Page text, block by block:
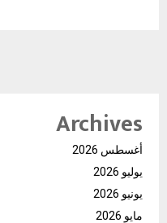
Archives
أغسطس 2026
يوليو 2026
يونيو 2026
مايو 2026